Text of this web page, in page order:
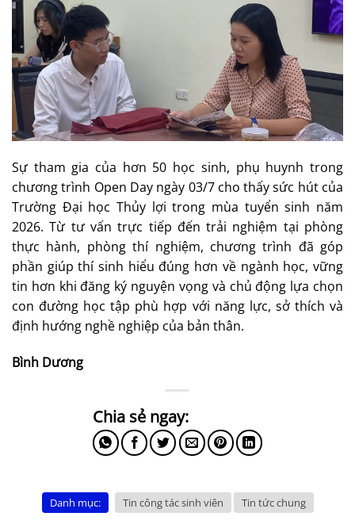
Sự tham gia của hơn 50 học sinh, phụ huynh trong
chương trình Open Day ngày 03/7 cho thấy sức hút của
Trường Đại học Thủy lợi trong mùa tuyển sinh năm
2026. Từ tư vấn trực tiếp đến trải nghiệm tại phòng
thực hành, phòng thí nghiệm, chương trình đã góp
phần giúp thí sinh hiểu đúng hơn về ngành học, vững
tin hơn khi đăng ký nguyện vọng và chủ động lựa chọn
con đường học tập phù hợp với năng lực, sở thích và
định hướng nghề nghiệp của bản thân.
Bình Dương
Danh mục: Tin công tác sinh viên Tin tức chung